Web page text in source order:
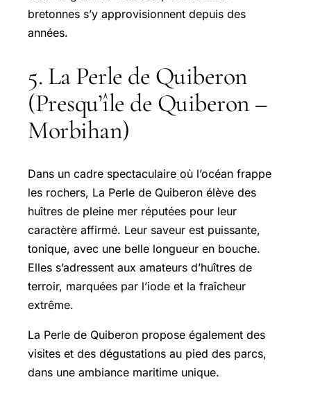
bretonnes s’y approvisionnent depuis des
années.
5. La Perle de Quiberon
(Presqu’île de Quiberon –
Morbihan)
Dans un cadre spectaculaire où l’océan frappe
les rochers, La Perle de Quiberon élève des
huîtres de pleine mer réputées pour leur
caractère affirmé. Leur saveur est puissante,
tonique, avec une belle longueur en bouche.
Elles s’adressent aux amateurs d’huîtres de
terroir, marquées par l’iode et la fraîcheur
extrême.
La Perle de Quiberon propose également des
visites et des dégustations au pied des parcs,
dans une ambiance maritime unique.